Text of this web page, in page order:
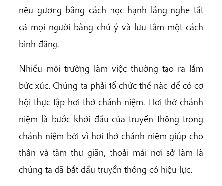
nêu gương bằng cách học hạnh lắng nghe tất
cả mọi người bằng chú ý và lưu tâm một cách
bình đẳng.
Nhiều môi trường làm việc thường tạo ra lắm
bức xúc. Chúng ta phải tổ chức thế nào để có cơ
hội thực tập hơi thở chánh niệm. Hơi thở chánh
niệm là bước khởi đầu của truyền thông trong
chánh niệm bởi vì hơi thở chánh niệm giúp cho
thân và tâm thư giãn, thoải mái nơi sở làm là
chúng ta đã bắt đầu truyền thông có hiệu lực.